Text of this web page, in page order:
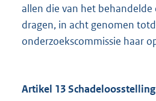
allen die van het
dragen, in acht genomen
onderzoekscommissie haar
Artikel 13 Schadeloosstelling